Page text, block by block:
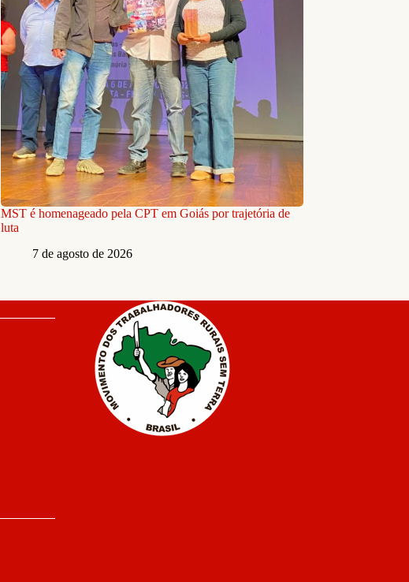
MST é homenageado pela CPT em Goiás por trajetória de
luta
7 de agosto de 2026